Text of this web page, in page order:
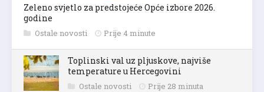
Zeleno svjetlo za predstojeće Opće izbore 2026.
godine
Ostale novosti Prije 4 minute
Toplinski val uz pljuskove, najviše
temperature u Hercegovini
Ostale novosti Prije 28 minuta